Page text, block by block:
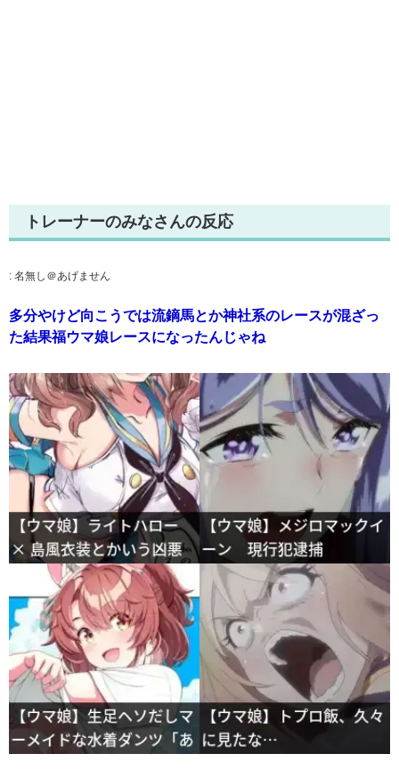
トレーナーのみなさんの反応
: 名無し＠あげません
多分やけど向こうでは流鏑馬とか神社系のレースが混ざっ
た結果福ウマ娘レースになったんじゃね